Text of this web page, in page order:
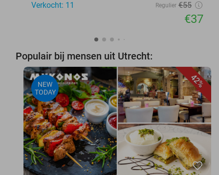
Verkocht: 11 Regulier €55
€37
Populair bij mensen uit Utrecht:
42%
NEW
TODAY
favorite_border